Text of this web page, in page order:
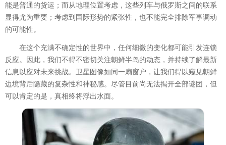
能是普通的货运；而从地理位置考虑，这些列车与俄罗斯之间的联系
显得尤为重要；考虑到国际形势的紧张性，也不能完全排除军事调动
的可能性。
在这个充满不确定性的世界中，任何细微的变化都可能引发连锁
反应。因此，我们不得不密切关注朝鲜半岛的动态，并持续了解最新
信息以应对未来挑战。卫星图像如同一扇窗户，让我们得以窥见朝鲜
边境背后隐藏的复杂性和神秘感。尽管目前尚无法揭开全部谜团，但
可以肯定的是，真相终将浮出水面。